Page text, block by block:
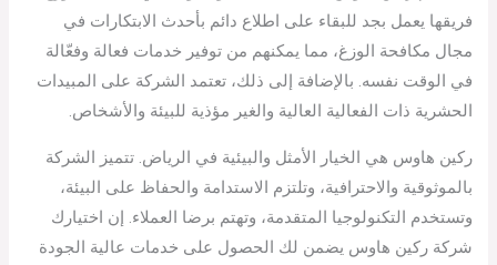
فريقها يعمل بجد للبقاء على اطلاع دائم بأحدث الابتكارات في
مجال مكافحة الوزغ، مما يمكنهم من توفير خدمات فعالة وفعّالة
في الوقت نفسه. بالإضافة إلى ذلك، تعتمد الشركة على المبيدات
الحشرية ذات الفعالية العالية والغير مؤذية للبيئة والأشخاص.
ركين هاوس هي الخيار الأمثل والبيئية في الرياض. تتميز الشركة
بالموثوقية والاحترافية، وتلتزم الاستدامة والحفاظ على البيئة،
وتستخدم التكنولوجيا المتقدمة، وتهتم برضا العملاء. إن اختيارك
شركة ركين هاوس يضمن لك الحصول على خدمات عالية الجودة